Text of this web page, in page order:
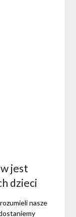
jest
dzieci
nasze